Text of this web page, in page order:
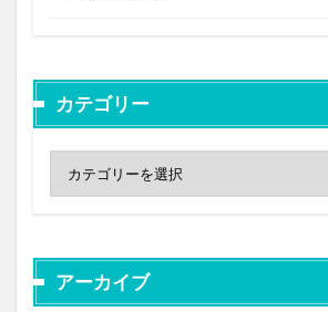
カテゴリー
アーカイブ